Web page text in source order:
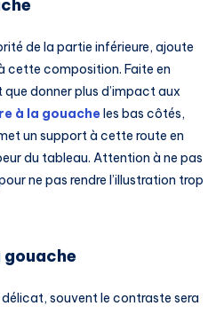
de la partie inférieure, ajoute
cette composition. Faite en
donner plus d’impact aux
à la gouacheles bas côtés,
un support à cette route en
du tableau. Attention à ne pas
ne pas rendre l’illustration trop
gouache
souvent le contraste sera